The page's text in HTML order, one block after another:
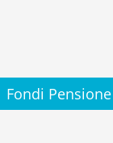
Fondi Pensione